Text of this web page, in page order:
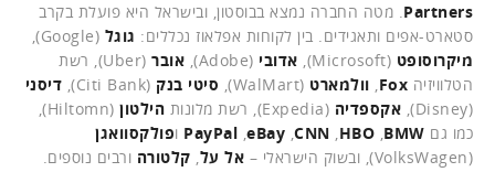
Partners. מטה החברה נמצא בבוסטון, ובישראל היא פועלת בקרב
סטארט-אפים ותאגידים. בין לקוחות אפלאוז נכללים: גוגל (Google),
מיקרוסופט (Microsoft), אדובי (Adobe), אובר
(Uber), רשת
הטלוויזיה Fox
, וולמארט (WalMart), סיטי בנק (Citi Bank),
דיסני
(Disney),
אקספדיה (Expedia), רשת מלונות הילטון
(Hiltomn),
כמו גם
PayPal ,eBay ,CNN ,HBO ,BMW ופולקסוואגן
(VolksWagen), ובשוק הישראלי –
אל על, קלטורה ורבים נוספים.